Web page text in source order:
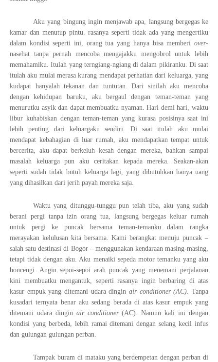
Aku yang bingung ingin menjawab apa, langsung bergegas ke
kamar dan menutup pintu. rasanya seperti tidak ada yang mengertiku
dalam kondisi seperti ini, orang tua yang hanya bisa memberi over-
nasehat tanpa pernah mencoba mengajakku mengobrol untuk lebih
memahamiku. Itulah yang terngiang-ngiang di dalam pikiranku. Di saat
itulah aku mulai merasa kurang mendapat perhatian dari keluarga, yang
kudapat hanyalah tekanan dan tuntutan. Dari sinilah aku mencoba
dengan kehidupan baruku, aku bergaul dengan teman-teman yang
menurutku asyik dan dapat membuatku nyaman. Hari demi hari, waktu
libur kuhabiskan dengan teman-teman yang kurasa posisinya saat ini
lebih penting dari keluargaku sendiri. Di saat itulah aku mulai
mendapat kebahagian di luar rumah, aku mendapatkan tempat untuk
bercerita, aku dapat berkeluh kesah dengan mereka, bahkan sampai
masalah keluarga pun aku ceritakan kepada mereka. Seakan-akan
seperti sudah tidak butuh keluarga lagi, yang dibutuhkan hanya uang
yang dihasilkan dari jerih payah mereka saja.
Waktu yang ditunggu-tunggu pun telah tiba, aku yang sudah
berani pergi tanpa izin orang tua, langsung bergegas keluar rumah
untuk pergi ke puncak bersama teman-temanku dalam rangka
merayakan kelulusan kita bersama. Kami berangkat menuju puncak –
salah satu destinasi di Bogor – menggunakan kendaraan masing-masing,
tetapi tidak dengan aku. Aku menaiki sepeda motor temanku yang aku
boncengi. Angin sepoi-sepoi arah puncak yang menemani perjalanan
kini membuatku mengantuk, seperti rasanya ingin berbaring di atas
kasur empuk yang ditemani udara dingin air conditioner (AC) . Tanpa
kusadari ternyata benar aku sedang berada di atas kasur empuk yang
ditemani udara dingin air conditioner(AC). Namun kali ini dengan
kondisi yang berbeda, lebih ramai ditemani dengan selang kecil infus
dan gulungan gulungan perban.
Tampak buram di mataku yang berdempetan dengan perban di